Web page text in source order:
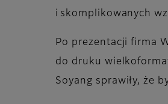
i skomplikowanych
Po prezentacji firma
do druku
Soyang sprawiły, że